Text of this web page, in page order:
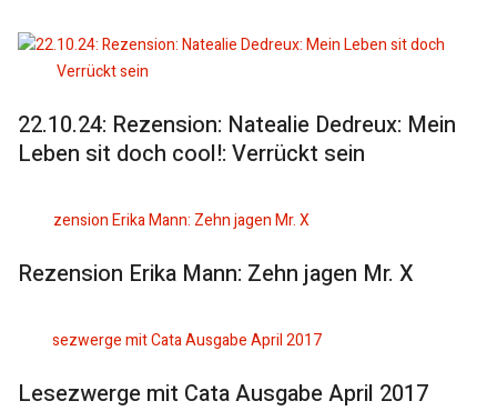
22.10.24: Rezension: Natealie Dedreux: Mein
Leben sit doch cool!: Verrückt sein
Rezension Erika Mann: Zehn jagen Mr. X
Lesezwerge mit Cata Ausgabe April 2017